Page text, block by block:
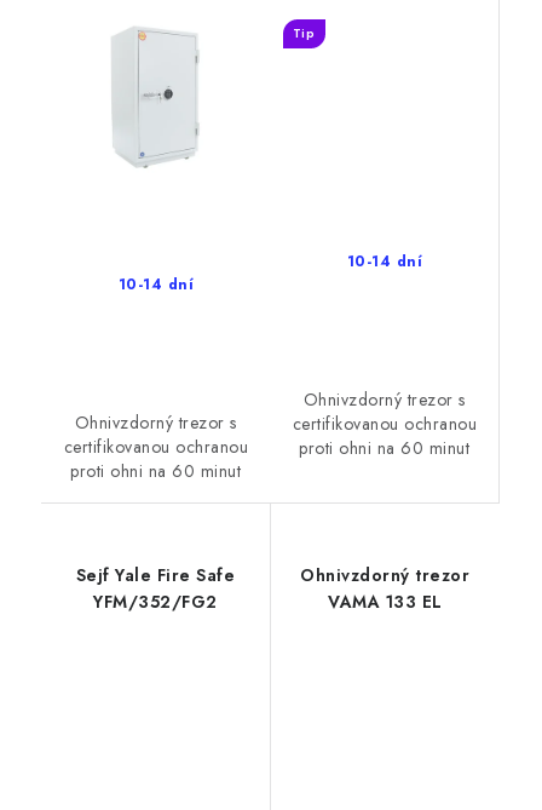
10-14 dní
Ohnivzdorný trezor s
certifikovanou ochranou
proti ohni na 60 minut
Tip
10-14 dní
Ohnivzdorný trezor s
certifikovanou ochranou
proti ohni na 60 minut
Sejf Yale Fire Safe
YFM/352/FG2
Ohnivzdorný trezor
VAMA 133 EL